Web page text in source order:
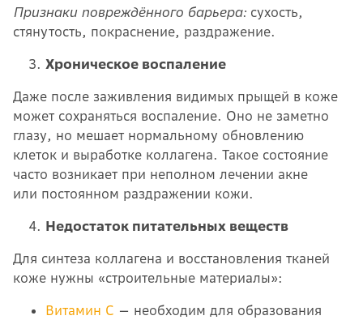
Признаки повреждённого барьера: сухость,
стянутость, покраснение, раздражение.
Хроническое воспаление
Даже после заживления видимых прыщей в коже
может сохраняться воспаление. Оно не заметно
глазу, но мешает нормальному обновлению
клеток и выработке коллагена. Такое состояние
часто возникает при неполном лечении акне
или постоянном раздражении кожи.
Недостаток питательных веществ
Для синтеза коллагена и восстановления тканей
коже нужны «строительные материалы»:
Витамин С — необходим для образования